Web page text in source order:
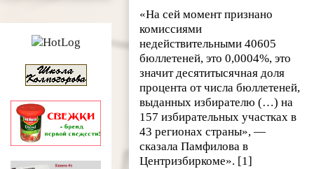
«На сей момент признано
комиссиями
недействительными 40605
бюллетеней, это 0,0004%, это
значит десятитысячная доля
процента от числа бюллетеней,
выданных избирателю (…) на
157 избирательных участках в
43 регионах страны», —
сказала Памфилова в
Центризбиркоме». [1]